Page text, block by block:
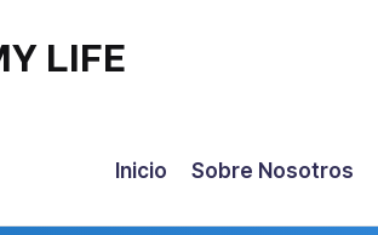
LIFE
Inicio Sobre Nosotros